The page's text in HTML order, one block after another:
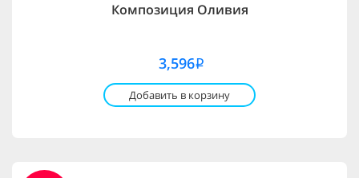
Композиция Оливия
3,596i
Добавить в корзину